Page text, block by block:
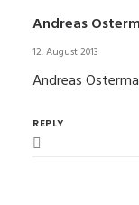
Andreas
12. August 2013
Andreas
REPLY